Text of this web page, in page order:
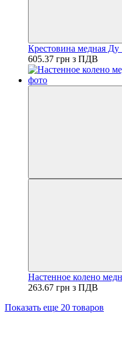
Крестовина медная Ду
605.37 грн з ПДВ
Настенное колено
263.67 грн з ПДВ
Показать еще 20 товаров